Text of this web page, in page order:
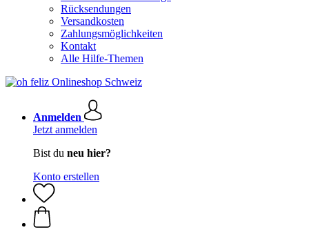
Rücksendungen
Versandkosten
Zahlungsmöglichkeiten
Kontakt
Alle Hilfe-Themen
Anmelden
Jetzt anmelden
Bist du neu hier?
Konto erstellen